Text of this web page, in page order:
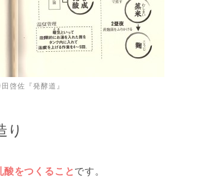
啓佐『発酵道』
り
酸をつくることです。